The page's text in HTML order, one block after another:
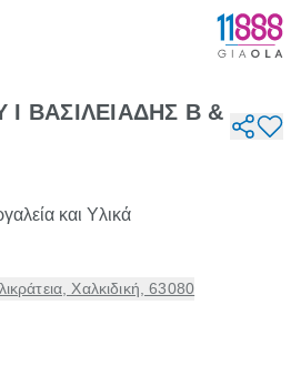
ΒΑΣΙΛΕΙΑΔΗΣ Β &
και Υλικά
Χαλκιδική, 63080